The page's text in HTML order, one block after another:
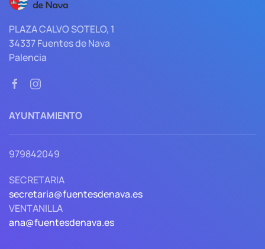
PLAZA CALVO SOTELO, 1
34337 Fuentes de Nava
Palencia
AYUNTAMIENTO
979842049
SECRETARIA
secretaria@fuentesdenava.es
VENTANILLA
ana@fuentesdenava.es